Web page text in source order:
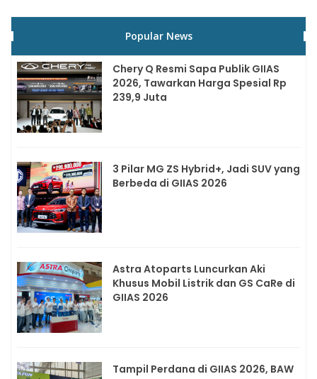
Popular News
Chery Q Resmi Sapa Publik GIIAS
2026, Tawarkan Harga Spesial Rp
239,9 Juta
3 Pilar MG ZS Hybrid+, Jadi SUV yang
Berbeda di GIIAS 2026
Astra Atoparts Luncurkan Aki
Khusus Mobil Listrik dan GS CaRe di
GIIAS 2026
Tampil Perdana di GIIAS 2026, BAW